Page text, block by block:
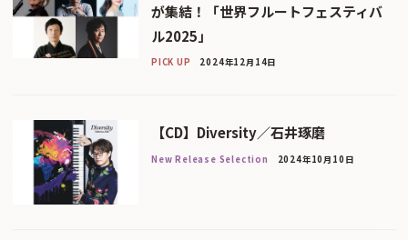
が集結！「世界フルートフェスティバ
ル2025」
PICK UP 2024年12月14日
【CD】Diversity／石井琢磨
New Release Selection 2024年10月10日